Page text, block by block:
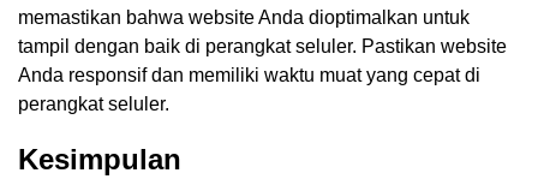
memastikan bahwa website Anda dioptimalkan untuk
tampil dengan baik di perangkat seluler. Pastikan website
Anda responsif dan memiliki waktu muat yang cepat di
perangkat seluler.
Kesimpulan